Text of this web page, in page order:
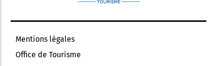
Mentions légales
Office de Tourisme